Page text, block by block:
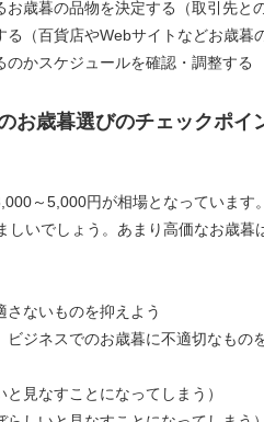
歳暮の品物を決定する（取引先と
（百貨店やWebサイトなどお歳暮
かスケジュールを確認・調整する
お歳暮選びのチェックポイ
～5,000円が相場となっていま
しいでしょう。あまり高価なお歳暮
さないものを抑えよう
ジネスでのお歳暮に不適切なもの
見なすことになってしまう）